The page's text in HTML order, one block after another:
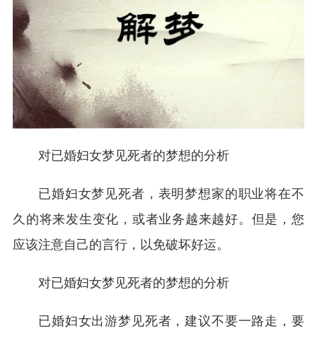
对已婚妇女梦见死者的梦想的分析
已婚妇女梦见死者，表明梦想家的职业将在不
久的将来发生变化，或者业务越来越好。但是，您
应该注意自己的言行，以免破坏好运。
对已婚妇女梦见死者的梦想的分析
已婚妇女出游梦见死者，建议不要一路走，要